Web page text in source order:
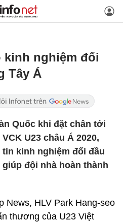
kinh nghiệm đối
Tây Á
Quốc khi đặt chân tới
U23 châu Á 2020,
tin kinh nghiệm đối đầu
đội nhà hoàn thành
News, HLV Park Hang-seo
thương của U23 Việt